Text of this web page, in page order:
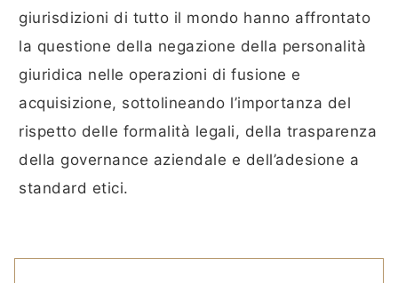
giurisdizioni di tutto il mondo hanno affrontato
la questione della negazione della personalità
giuridica nelle operazioni di fusione e
acquisizione, sottolineando l’importanza del
rispetto delle formalità legali, della trasparenza
della governance aziendale e dell’adesione a
standard etici.